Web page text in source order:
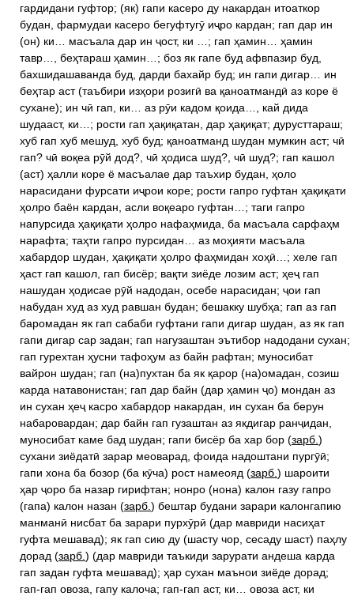
гардидани гуфтор; (як) гапи касеро ду накардан итоаткор
будан, фармудаи касеро бегуфтугӯ иҷро кардан; гап дар ин
(он) ки… масъала дар ин ҷост, ки …; гап ҳамин… ҳамин
тавр…, беҳтараш ҳамин…; боз як гапе буд афвпазир буд,
бахшидашаванда буд, дарди бахайр буд; ин гапи дигар… ин
беҳтар аст (таъбири изҳори розигӣ ва қаноатмандӣ аз коре ё
сухане); ин чӣ гап, ки… аз рӯи кадом қоида…, кай дида
шудааст, ки…; рости гап ҳақиқатан, дар ҳақиқат; дурусттараш;
хуб гап хуб мешуд, хуб буд; қаноатманд шудан мумкин аст; чӣ
гап? чӣ воқеа рӯй дод?, чӣ ҳодиса шуд?, чӣ шуд?; гап кашол
(аст) ҳалли коре ё масъалае дар таъхир будан, ҳоло
нарасидани фурсати иҷрои коре; рости гапро гуфтан ҳақиқати
ҳолро баён кардан, асли воқеаро гуфтан…; таги гапро
напурсида ҳақиқати ҳолро нафаҳмида, ба масъала сарфаҳм
нарафта; таҳти гапро пурсидан… аз моҳияти масъала
хабардор шудан, ҳақиқати ҳолро фаҳмидан хоҳӣ…; хеле гап
ҳаст гап кашол, гап бисёр; вақти зиёде лозим аст; ҳеҷ гап
нашудан ҳодисае рӯй надодан, осебе нарасидан; ҷои гап
набудан худ аз худ равшан будан; бешакку шубҳа; гап аз гап
баромадан як гап сабаби гуфтани гапи дигар шудан, аз як гап
гапи дигар сар задан; гап нагузаштан эътибор надодани сухан;
гап гурехтан ҳусни тафоҳум аз байн рафтан; муносибат
вайрон шудан; гап (на)пухтан ба як қарор (на)омадан, созиш
карда натавонистан; гап дар байн (дар ҳамин ҷо) мондан аз
ин сухан ҳеҷ касро хабардор накардан, ин сухан ба берун
набаровардан; дар байн гап гузаштан аз якдигар ранҷидан,
муносибат каме бад шудан; гапи бисёр ба хар бор (зарб. )
сухани зиёдатӣ зарар меоварад, фоида надоштани пургӯӣ;
гапи хона ба бозор (ба кӯча) рост намеояд (зарб. ) шароити
ҳар ҷоро ба назар гирифтан; нонро (нона) калон газу гапро
(гапа) калон назан (зарб. ) бештар будани зарари калонгапию
манманӣ нисбат ба зарари пурхӯрӣ (дар мавриди насиҳат
гуфта мешавад); як гап сию ду (шасту чор, сесаду шаст) паҳлу
дорад (зарб. ) (дар мавриди таъкиди зарурати андеша карда
гап задан гуфта мешавад); ҳар сухан маънои зиёде дорад;
гап-гап овоза, гапу калоча; гап-гап аст, ки… овоза аст, ки